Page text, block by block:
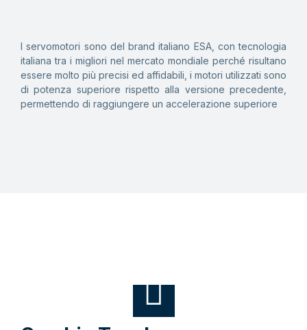
I servomotori sono del brand italiano ESA, con tecnologia
italiana tra i migliori nel mercato mondiale perché risultano
essere molto più precisi ed affidabili, i motori utilizzati sono
di potenza superiore rispetto alla versione precedente,
permettendo di raggiungere un accelerazione superiore